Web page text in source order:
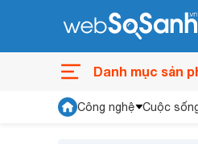
Danh mục sản
Công nghệ Cuộc